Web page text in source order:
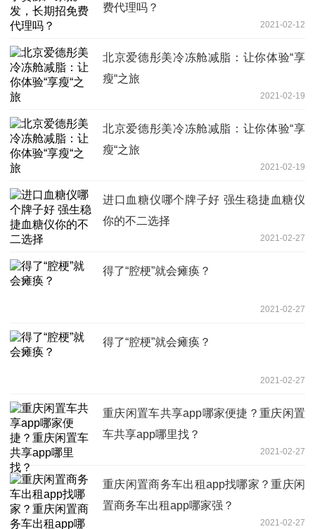
费代理吗？
2021-02-12
北京爱德彤美冷冻舱减脂：让你体验“享
瘦“之旅
2021-02-19
北京爱德彤美冷冻舱减脂：让你体验“享
瘦“之旅
2021-02-19
进口血糖仪哪个牌子好 强生稳捷血糖仪
你的不二选择
2021-02-27
得了“腔梗”就会瘫痪？
2021-02-27
得了“腔梗”就会瘫痪？
2021-02-27
重庆闲置车共享app哪家便捷？重庆闲置
车共享app哪里找？
2021-02-27
重庆闲置商务车出租app找哪家？重庆闲
置商务车出租app哪家强？
2021-02-27